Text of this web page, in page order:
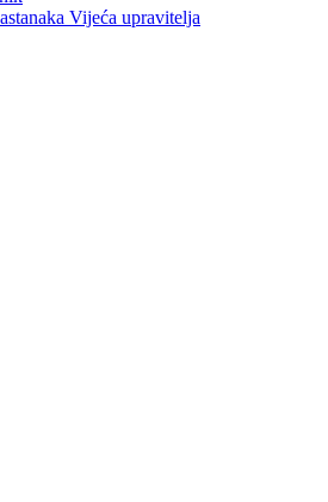
Vijeća upravitelja